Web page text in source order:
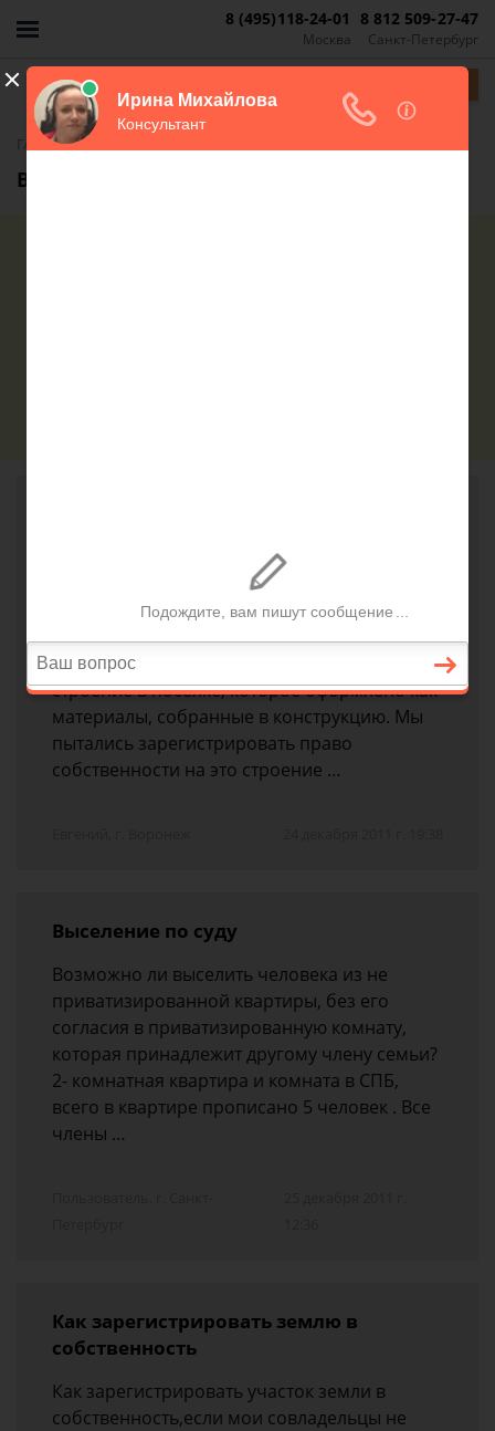
Москва
8 (495)118-24-01
Санкт-Петербург
8 812 509-27-47
Главная
Вопросы юристу
Наша компания приобрела на торгах
имущество предприятия-банкрота. Договор
купли-продажи подписан с конкурсным
управляющим. В числе имущества есть
строение в поселке, которое оформлено как
материалы, собранные в конструкцию. Мы
пытались зарегистрировать право
собственности на это строение …
Выселение по суду
Возможно ли выселить человека из не
приватизированной квартиры, без его
согласия в приватизированную комнату,
которая принадлежит другому члену семьи?
2- комнатная квартира и комната в СПБ,
всего в квартире прописано 5 человек . Все
члены …
Как зарегистрировать землю в
собственность
Как зарегистрировать участок земли в
собственность,если мои совладельцы не